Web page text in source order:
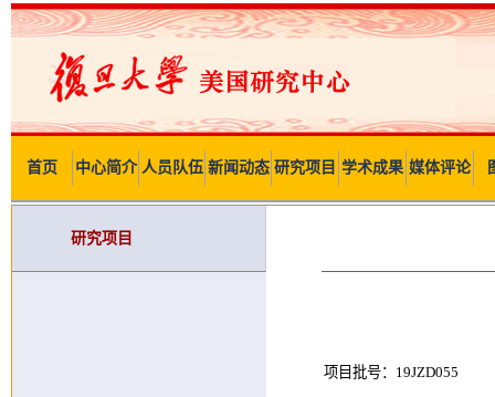
首页 中心简介 人员队伍 新闻动态 研究项目 学术成果 媒体评论
研究项目
项目批号：19JZD055